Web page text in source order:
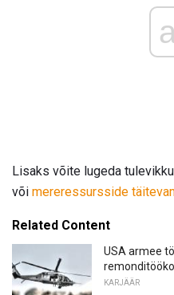
Lisaks võite lugeda
või mereressursside
Related Content
USA armee
KARJÄÄR